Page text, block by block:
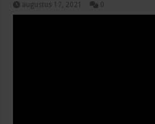
augustus 17, 2021 0